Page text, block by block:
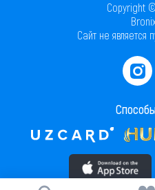
Copyright
Сайт не является
Скачать